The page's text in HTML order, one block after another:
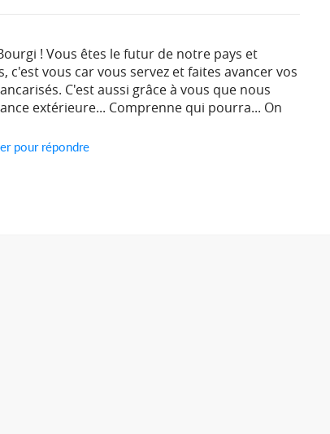
! Vous êtes le futur de notre pays et
c'est vous car vous servez et faites avancer vos
C'est aussi grâce à vous que nous
extérieure... Comprenne qui pourra... On
pour répondre